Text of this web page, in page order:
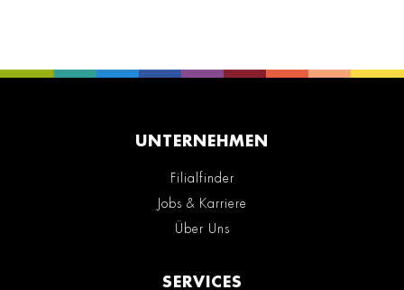
UNTERNEHMEN
Filialfinder
Jobs & Karriere
Über Uns
SERVICES